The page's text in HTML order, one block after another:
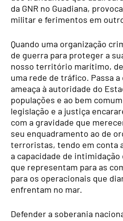
da GNR no Guadiana,
militar e ferimentos em
Quando uma organização
de guerra para proteger a
nosso território marítimo,
uma rede de tráfico. Passa
ameaça à autoridade do
populações e ao bem
legislação e a justiça
com a gravidade que
seu enquadramento ao de
terroristas, tendo em conta
a capacidade de
que representam para as
para os operacionais que
enfrentam no mar.
Defender a soberania